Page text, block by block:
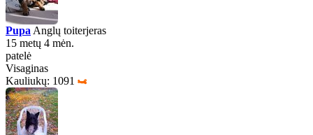
Pupa Anglų toiterjeras
15 metų 4 mėn.
patelė
Visaginas
Kauliukų: 1091